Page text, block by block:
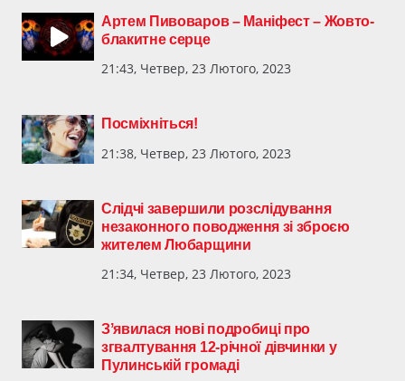
Артем Пивоваров – Маніфест – Жовто-
блакитне серце
21:43, Четвер, 23 Лютого, 2023
Посміхніться!
21:38, Четвер, 23 Лютого, 2023
​Слідчі завершили розслідування
незаконного поводження зі зброєю
жителем Любарщини
21:34, Четвер, 23 Лютого, 2023
Зʼявилася нові подробиці про
згвалтування 12-річної дівчинки у
Пулинській громаді